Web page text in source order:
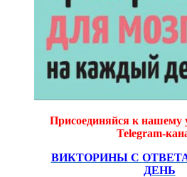
Присоединяйся к нашему
Telegram-
ВИКТОРИНЫ С
ДЕНЬ